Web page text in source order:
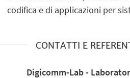
codifica e di applicazioni per
CONTATTI E
Digicomm-Lab -